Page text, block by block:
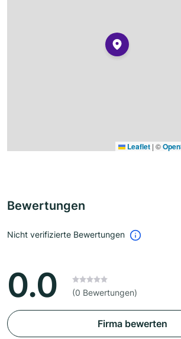
Leaflet | ©
Bewertungen
Nicht verifizierte Bewertungen
0.0 (0 Bewertungen)
Firma bewerten